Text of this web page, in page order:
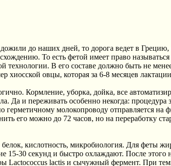
до наших дней, то дорога ведет в
То есть фетой имеет право
технологии. В его составе должно быть не
овцы, которая за 6-8 месяцев
Кормление, уборка, дойка, все
Да и переживать особенно некогда: процедура
герметичному молокопроводу отправляется на
его можно до 72 часов, но на переработку
кислотность, микробиология. Для феты
15-30 секунд и быстро охлаждают. После этого
Lactococcus lactis и сычужный фермент. При